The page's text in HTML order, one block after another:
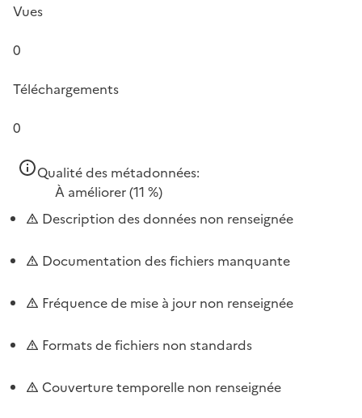
Vues
0
Téléchargements
0
Qualité des métadonnées:
À améliorer(11 %)
Description des données non renseignée
Documentation des fichiers manquante
Fréquence de mise à jour non renseignée
Formats de fichiers non standards
Couverture temporelle non renseignée